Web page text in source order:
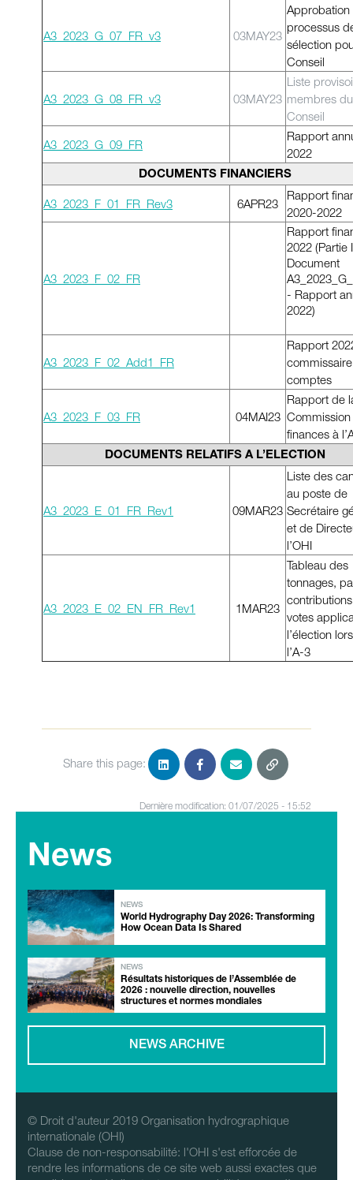
A3_2023_G_07_FR_v3 03MAY23
Approbation
processus
sélection
Conseil
A3_2023_G_08_FR_v3 03MAY23
Liste
membres du
Conseil
A3_2023_G_09_FR
Rapport
2022
DOCUMENTS FINANCIERS
A3_2023_F_01_FR_Rev3 6APR23
Rapport
2020-2022
A3_2023_F_02_FR
Rapport
2022 (Partie
Document
- Rapport
2022)
A3_2023_F_02_Add1_FR
Rapport
comptes
A3_2023_F_03_FR 04MAI23
Rapport de
finances à
DOCUMENTS RELATIFS A L’ELECTION
A3_2023_E_01_FR_Rev1 09MAR23
Liste des
au poste de
Secrétaire
et de
l’OHI
A3_2023_E_02_EN_FR_Rev1 1MAR23
Tableau des
tonnages,
votes
l’élection
l’A-3
Share this page:
Dernière modification: 01/07/2025 - 15:52
News
NEWS
World Hydrography Day 2026: Transforming
How Ocean Data Is Shared
NEWS
Résultats historiques de l’Assemblée de
2026 : nouvelle direction, nouvelles
structures et normes mondiales
NEWS ARCHIVE
© Droit d'auteur 2019 Organisation hydrographique
internationale (OHI)
Clause de non-responsabilité: l'OHI s'est efforcée de
rendre les informations de ce site web aussi exactes que